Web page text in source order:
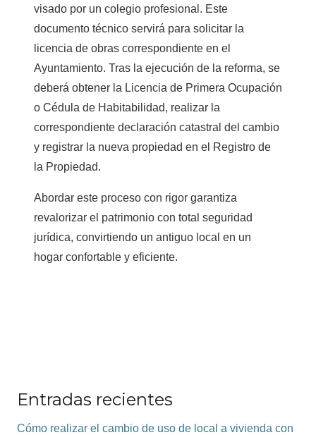
visado por un colegio profesional. Este
documento técnico servirá para solicitar la
licencia de obras correspondiente en el
Ayuntamiento. Tras la ejecución de la reforma, se
deberá obtener la Licencia de Primera Ocupación
o Cédula de Habitabilidad, realizar la
correspondiente declaración catastral del cambio
y registrar la nueva propiedad en el Registro de
la Propiedad.
Abordar este proceso con rigor garantiza
revalorizar el patrimonio con total seguridad
jurídica, convirtiendo un antiguo local en un
hogar confortable y eficiente.
Entradas recientes
Cómo realizar el cambio de uso de local a vivienda con